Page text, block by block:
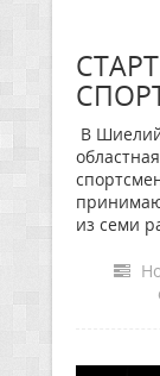
В
из семи